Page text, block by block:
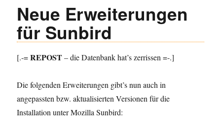
und
Neue Erweiterungen
für Sunbird
[.-=REPOST– die Datenbank hat’s zerrissen =-.]
Die folgenden Erweiterungen gibt’s nun auch in
angepassten bzw. aktualisierten Versionen für die
Installation unter Mozilla Sunbird: